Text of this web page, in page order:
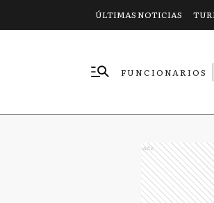
ÚLTIMAS NOTICIAS
FUNCIONARIOS
Ads